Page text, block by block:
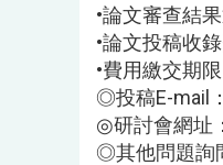
•論文審查結
•論文投稿收
•費用繳交期
◎投稿E-mail：
◎研討會網址：
◎其他問題詢